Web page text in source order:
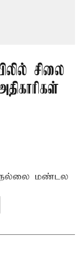
சிலை
மண்டல